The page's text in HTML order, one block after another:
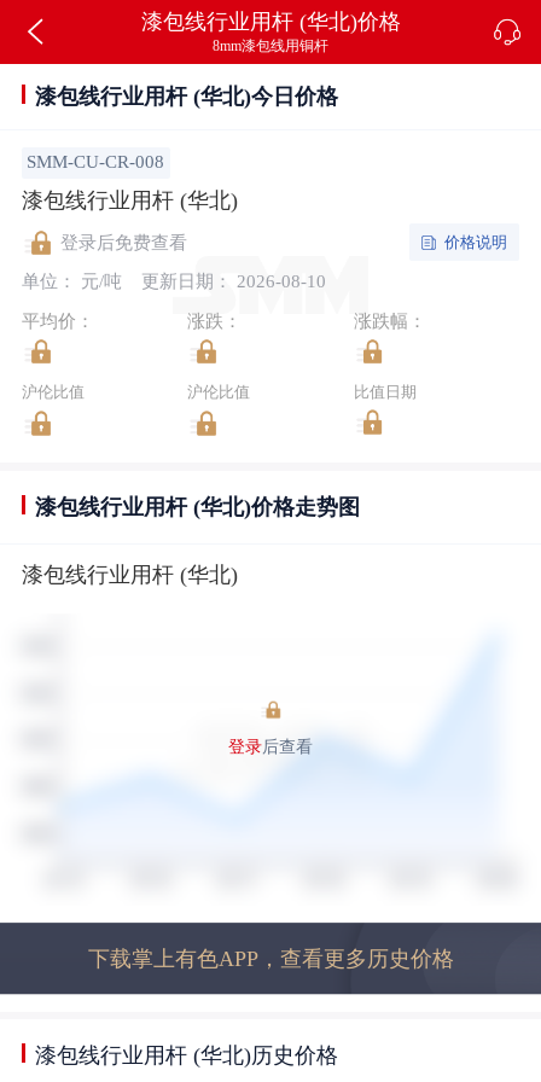
漆包线行业用杆 (华北)价格
8mm漆包线用铜杆
漆包线行业用杆 (华北)今日价格
SMM-CU-CR-008
漆包线行业用杆 (华北)
登录后免费查看
单位： 元/吨
更新日期： 2026-08-10
价格说明
平均价： 涨跌： 涨跌幅：
沪伦比值 沪伦比值 比值日期
漆包线行业用杆 (华北)价格走势图
漆包线行业用杆 (华北)
登录后查看
下载掌上有色APP，查看更多历史价格
漆包线行业用杆 (华北)历史价格